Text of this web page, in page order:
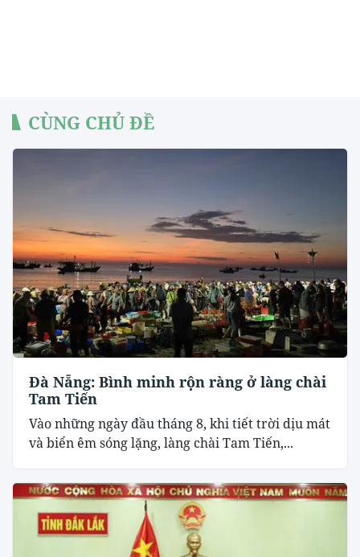
CÙNG CHỦ ĐỀ
Đà Nẵng: Bình minh rộn ràng ở làng chài
Tam Tiến
Vào những ngày đầu tháng 8, khi tiết trời dịu mát
và biển êm sóng lặng, làng chài Tam Tiến,...